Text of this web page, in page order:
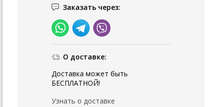
Заказать через:
О доставке:
Доставка может быть
БЕСПЛАТНОЙ!
Узнать о доставке